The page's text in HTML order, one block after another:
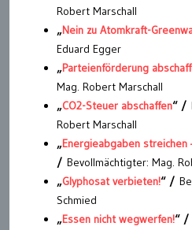
Robert Marschall
„Nein zu Atomkraft-
Eduard Egger
„Parteienförderung
Mag. Robert Marschall
„CO2-Steuer abschaffen“ /
Robert Marschall
„Energieabgaben streichen
/ Bevollmächtigter: Mag.
„Glyphosat verbieten!“ /
Schmied
„Essen nicht wegwerfen!“ /